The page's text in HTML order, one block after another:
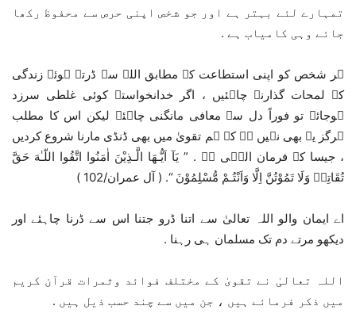
تمہارے لئے بہتر ہے اور جو شخص اپنی حرص سے محفوظ رکھا
جائے وہی کامیاب ہے .
ہر شخص کو اپنی استطاعت کے مطابق اللہ سے ڈرتے ہوئے زندگی
کے لمحات گذارنے چاہئیں ، اگر خدانخواستہ کوئی غلطی سرزد
ہوجائے تو فوراً دل سے معافی مانگنی چاہئے لیکن اس کا مطلب
ہرگز یہ بھی نہیں ہے کہ ہم تقویٰ میں بھی ڈنڈی مارنا شروع کردیں
، جیسا کہ فرمان الہٰی ہے . ” يَآ اَيُّـهَا الَّـذِيْنَ اٰمَنُوا اتَّقُوا اللّـٰهَ حَقَّ
تُقَاتِهٖ وَلَا تَمُوْتُنَّ اِلَّا وَاَنْتُـمْ مُّسْلِمُوْنَ “. ( آل عمران/102 )
اے ایمان والو اللہ تعالیٰ سے اتنا ڈرو جتنا اس سے ڈرنا چاہئے اور
دیکھو مرتے دم تک مسلمان ہی رہنا .
اللہ تعالیٰ نے تقویٰ کے مختلف فوائد وثمرات قرآن کریم
میں ذکر فرمائے ہیں ، جن میں سے چند حسب ذیل ہیں .